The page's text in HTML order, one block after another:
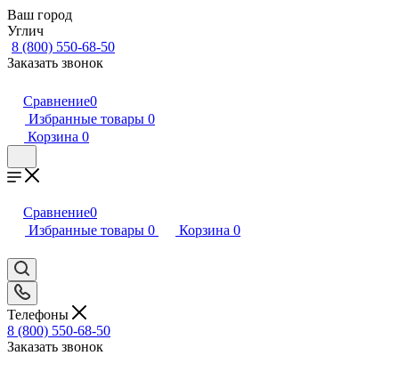
Ваш город
Углич
8 (800) 550-68-50
Заказать звонок
Сравнение0
Избранные товары 0
Корзина 0
Сравнение0
Избранные товары 0 Корзина 0
Телефоны
8 (800) 550-68-50
Заказать звонок